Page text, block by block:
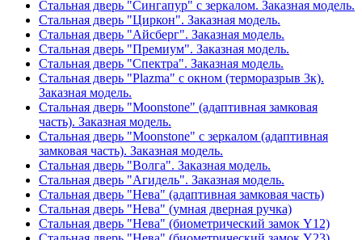
Стальная дверь "Сингапур" с зеркалом. Заказная модель.
Стальная дверь "Циркон". Заказная модель.
Стальная дверь "Айсберг". Заказная модель.
Стальная дверь "Премиум". Заказная модель.
Стальная дверь "Спектра". Заказная модель.
Стальная дверь "Plazma" с окном (терморазрыв 3к).
Заказная модель.
Стальная дверь "Moonstone" (адаптивная замковая
часть). Заказная модель.
Стальная дверь "Moonstone" с зеркалом (адаптивная
замковая часть). Заказная модель.
Стальная дверь "Волга". Заказная модель.
Стальная дверь "Агидель". Заказная модель.
Стальная дверь "Нева" (адаптивная замковая часть)
Стальная дверь "Нева" (умная дверная ручка)
Стальная дверь "Нева" (биометрический замок Y12)